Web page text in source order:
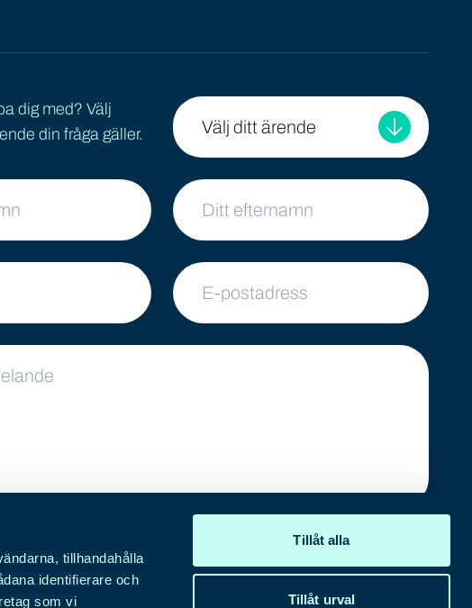
tillhandahålla
identifierare och
som vi
Tillåt alla
Tillåt urval
dig med? Välj
din fråga gäller.
Välj ditt ärende
Ditt efternamn
E-postadress
detta formulär accepterar du lagring och hantering av dina
webbplats.